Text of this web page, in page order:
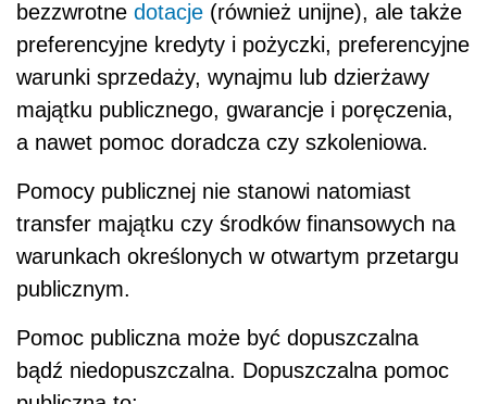
bezzwrotne dotacje (również unijne), ale także
preferencyjne kredyty i pożyczki, preferencyjne
warunki sprzedaży, wynajmu lub dzierżawy
majątku publicznego, gwarancje i poręczenia,
a nawet pomoc doradcza czy szkoleniowa.
Pomocy publicznej nie stanowi natomiast
transfer majątku czy środków finansowych na
warunkach określonych w otwartym przetargu
publicznym.
Pomoc publiczna może być dopuszczalna
bądź niedopuszczalna. Dopuszczalna pomoc